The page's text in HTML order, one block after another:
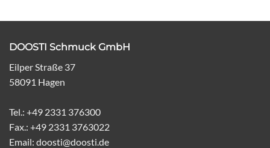
DOOSTI Schmuck GmbH
Eilper Straße 37
58091 Hagen
Tel.: +49 2331 376300
Fax.: +49 2331 3763022
Email: doosti@doosti.de